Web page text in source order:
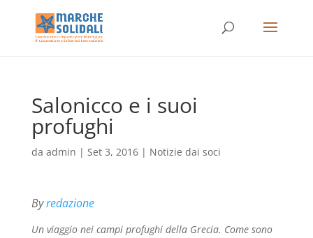
Salonicco e i suoi
profughi
da admin | Set 3, 2016| Notizie dai soci
Byredazione
Un viaggio nei campi profughi della Grecia. Come sono